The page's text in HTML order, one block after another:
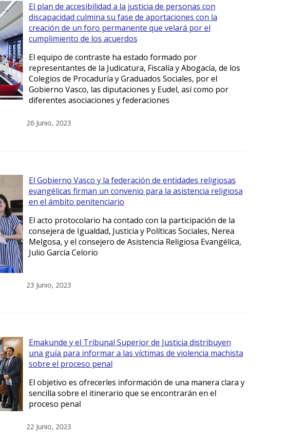
El plan de accesibilidad a la justicia de personas con
discapacidad culmina su fase de aportaciones con la
creación de un foro permanente que velará por el
cumplimiento de los acuerdos
El equipo de contraste ha estado formado por
representantes de la Judicatura, Fiscalía y Abogacía, de los
Colegios de Procaduría y Graduados Sociales, por el
Gobierno Vasco, las diputaciones y Eudel, así como por
diferentes asociaciones y federaciones
26 Junio, 2023
El Gobierno Vasco y la federación de entidades religiosas
evangélicas firman un convenio para la asistencia religiosa
en el ámbito penitenciario
El acto protocolario ha contado con la participación de la
consejera de Igualdad, Justicia y Políticas Sociales, Nerea
Melgosa, y el consejero de Asistencia Religiosa Evangélica,
Julio García Celorio
23 Junio, 2023
Emakunde y el Tribunal Superior de Justicia distribuyen
una guía para informar a las víctimas de violencia machista
sobre el proceso penal
El objetivo es ofrecerles información de una manera clara y
sencilla sobre el itinerario que se encontrarán en el
proceso penal
22 Junio, 2023